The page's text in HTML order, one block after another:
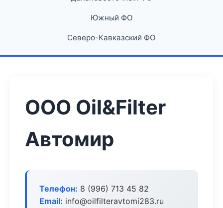
Южный ФО
Северо-Кавказский ФО
ООО Oil&Filter
Автомир
Телефон: 8 (996) 713 45 82
Email: info@oilfilteravtomi283.ru